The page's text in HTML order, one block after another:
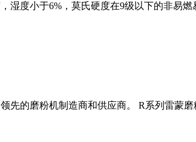
度小于6%，莫氏硬度在9级以下的非易
的磨粉机制造商和供应商。 R系列雷蒙